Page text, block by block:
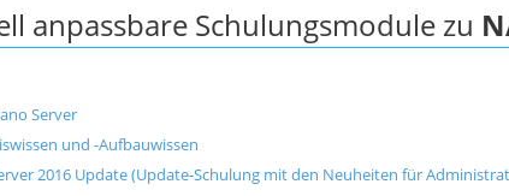
anpassbare Schulungsmodule zu
Server
und -Aufbauwissen
2016 Update (Update-Schulung mit den Neuheiten für